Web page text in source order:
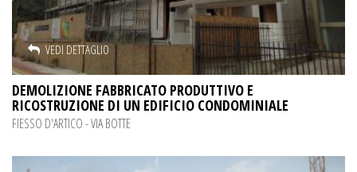
VEDI DETTAGLIO
DEMOLIZIONE FABBRICATO PRODUTTIVO E
RICOSTRUZIONE DI UN EDIFICIO CONDOMINIALE
FIESSO D'ARTICO - VIA BOTTE